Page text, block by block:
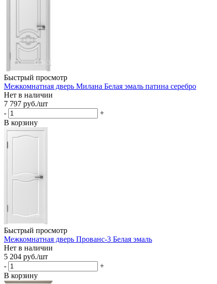
Быстрый просмотр
Межкомнатная дверь Милана Белая эмаль патина серебро
Нет в наличии
7 797 руб./шт
-
+
В корзину
Быстрый просмотр
Межкомнатная дверь Прованс-3 Белая эмаль
Нет в наличии
5 204 руб./шт
-
+
В корзину